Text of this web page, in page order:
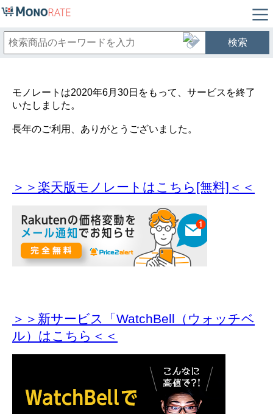
検索
モノレートは2020年6月30日をもって、サービスを終了
いたしました。
長年のご利用、ありがとうございました。
＞＞楽天版モノレートはこちら[無料]＜＜
＞＞新サービス「WatchBell（ウォッチベ
ル）はこちら＜＜